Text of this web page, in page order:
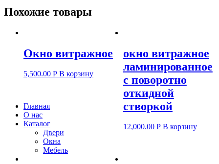
Похожие товары
Окно витражное
5,500.00 Р В корзину
окно витражное
ламинированное
с поворотно
откидной
створкой
12,000.00 Р В корзину
Главная
О нас
Каталог
Двери
Окна
Мебель